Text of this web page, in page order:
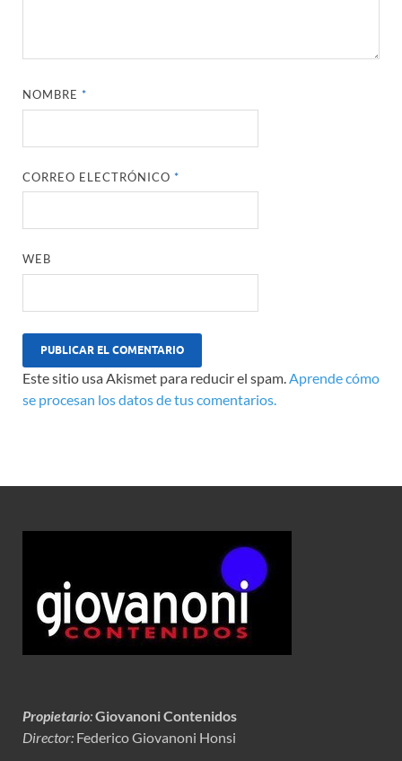
NOMBRE*
CORREO ELECTRÓNICO*
WEB
Este sitio usa Akismet para reducir el spam. Aprende cómo
se procesan los datos de tus comentarios.
Propietario:Giovanoni Contenidos
Director: Federico Giovanoni Honsi